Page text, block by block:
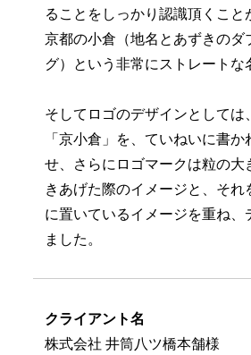
クライアント名
株式会社 井筒八ツ橋本舗様
ることをしっかり認識頂くこと
京都の小倉（地名とあずきのダ
グ）という非常にストレートな
そしてロゴのデザインとしては
「京小倉」を、ていねいに書
せ、さらにロゴマークは粒の大
きあげた際のイメージと、それ
に置いているイメージを重ね、
ました。